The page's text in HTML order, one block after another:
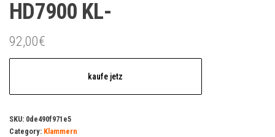
HD7900 KL-
92,00€
kaufe jetz
SKU: 0de490f971e5
Category: Klammern